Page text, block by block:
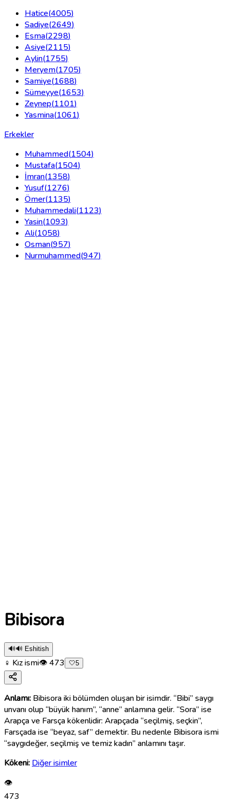
Hatice(4005)
Sadiye(2649)
Esma(2298)
Asiye(2115)
Aylin(1755)
Meryem(1705)
Samiye(1688)
Sümeyye(1653)
Zeynep(1101)
Yasmina(1061)
Erkekler
Muhammed(1504)
Mustafa(1504)
İmran(1358)
Yusuf(1276)
Ömer(1135)
Muhammedali(1123)
Yasin(1093)
Ali(1058)
Osman(957)
Nurmuhammed(947)
Bibisora
🔊🔊 Eshitish
♀ Kız ismi👁473 🤍5
Anlamı: Bibisora iki bölümden oluşan bir isimdir. “Bibi” saygı
unvanı olup “büyük hanım”, “anne” anlamına gelir. “Sora” ise
Arapça ve Farsça kökenlidir: Arapçada “seçilmiş, seçkin”,
Farsçada ise “beyaz, saf” demektir. Bu nedenle Bibisora ismi
“saygıdeğer, seçilmiş ve temiz kadın” anlamını taşır.
Kökeni: Diğer isimler
👁
473